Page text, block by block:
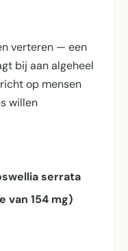
verteren — een
bij aan algeheel
op mensen
willen
serrata
van 154 mg)